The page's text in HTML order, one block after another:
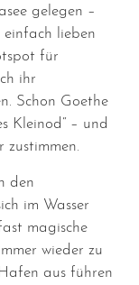
gelegen –
lieben
für
ihr
Schon Goethe
Kleinod“ – und
zustimmen.
den
im Wasser
magische
wieder zu
aus führen